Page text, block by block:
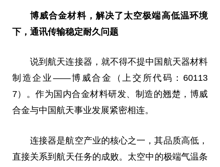
博威合金材料，解决了太空极端高低温环境
下，通讯传输稳定耐久问题
说到航天连接器，就不得不提中国 航天器材料
制造企业——博威合金（上交所代码：60113
7）。作为国内合金材料研发、制造的翘楚，博威
合金与中国航天事业发展紧密相连。
连接器是航空产业的核心之一，其品质高低，
直接关系到航天任务的成败。太空中的极端气温条